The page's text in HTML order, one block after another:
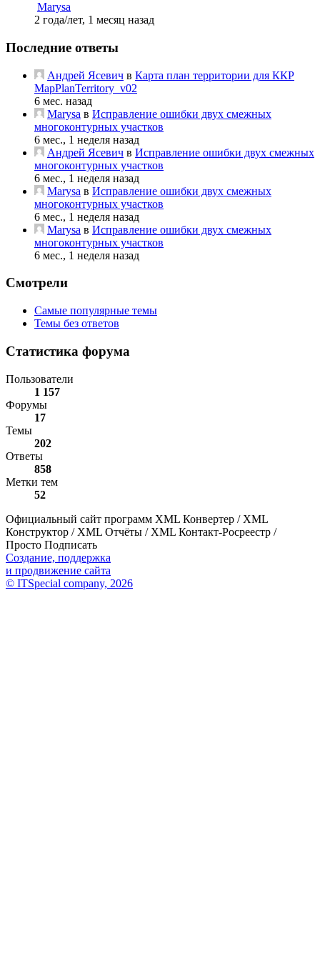
Marysa
2 года/лет, 1 месяц назад
Последние ответы
Андрей Ясевич в Карта план территории для ККР
MapPlanTerritory_v02
6 мес. назад
Marysa в Исправление ошибки двух смежных
многоконтурных участков
6 мес., 1 неделя назад
Андрей Ясевич в Исправление ошибки двух смежных
многоконтурных участков
6 мес., 1 неделя назад
Marysa в Исправление ошибки двух смежных
многоконтурных участков
6 мес., 1 неделя назад
Marysa в Исправление ошибки двух смежных
многоконтурных участков
6 мес., 1 неделя назад
Смотрели
Самые популярные темы
Темы без ответов
Статистика форума
Пользователи
1 157
Форумы
17
Темы
202
Ответы
858
Метки тем
52
Официальный сайт программ XML Конвертер / XML
Конструктор / XML Отчёты / XML Контакт-Росреестр /
Просто Подписать
Создание, поддержка
и продвижение сайта
© ITSpecial company, 2026